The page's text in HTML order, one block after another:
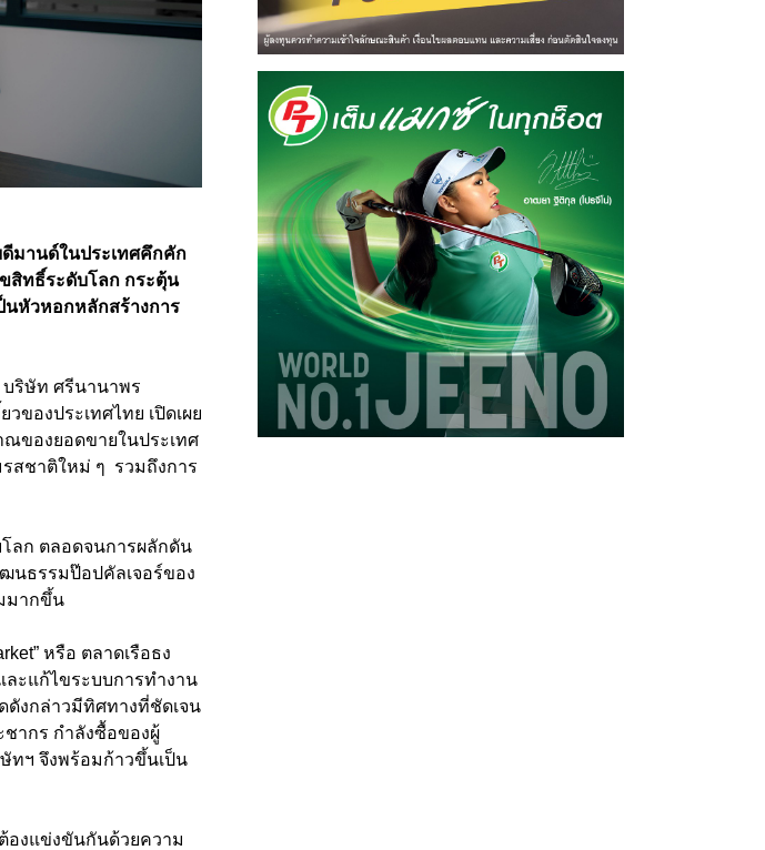
มานด์ในประเทศคึกคัก
สิทธิ์ระดับโลก กระตุ้น
นหัวหอกหลักสร้างการ
บริษัท ศรีนานาพร
ของประเทศไทย เปิดเผย
ของยอดขายในประเทศ
สชาติใหม่ ๆ รวมถึงการ
ลก ตลอดจนการผลักดัน
ฒนธรรมป๊อปคัลเจอร์ของ
มากขึ้น
หรือ ตลาดเรือธง
ะแก้ไขระบบการทำงาน
ดังกล่าวมีทิศทางที่ชัดเจน
ชากร กำลังซื้อของผู้
ฯ จึงพร้อมก้าวขึ้นเป็น
องแข่งขันกันด้วยความ